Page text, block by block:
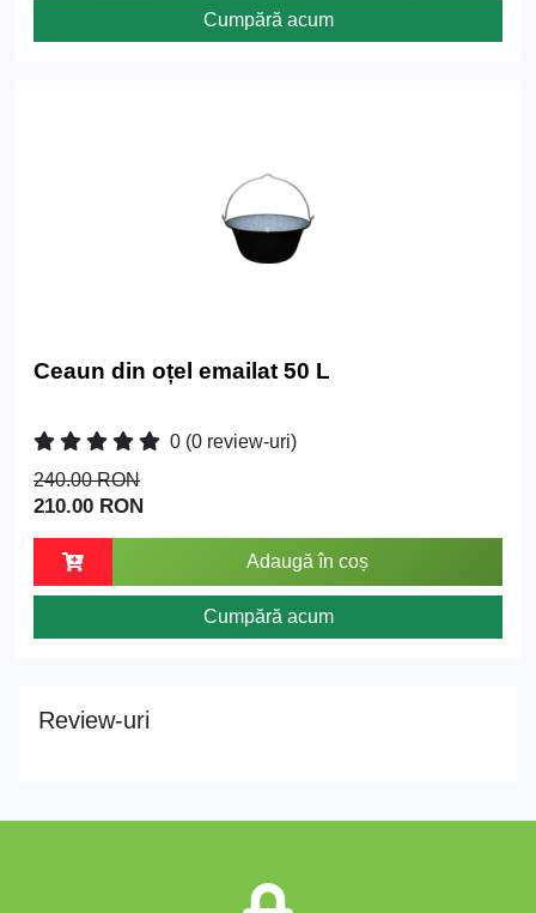
Cumpără acum
Ceaun din oțel emailat 50 L
0 (0 review-uri)
240.00 RON
210.00 RON
Adaugă în coș
Cumpără acum
Review-uri